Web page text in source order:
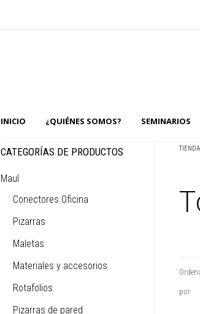
INICIO ¿QUIÉNES SOMOS? SEMINARIOS
por
CATEGORÍAS DE PRODUCTOS
Maul
Conectores Oficina
Pizarras
Maletas
Materiales y accesorios
Rotafolios
Pizarras de pared